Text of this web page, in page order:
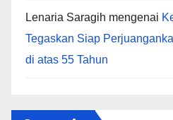
Lenaria Saragih mengenai
Tegaskan Siap
di atas 55 Tahun